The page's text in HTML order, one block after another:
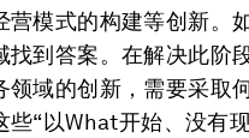
营模式的构建等创新。
找到答案。在解决此阶
领域的创新，需要采取
些“以What开始、没有